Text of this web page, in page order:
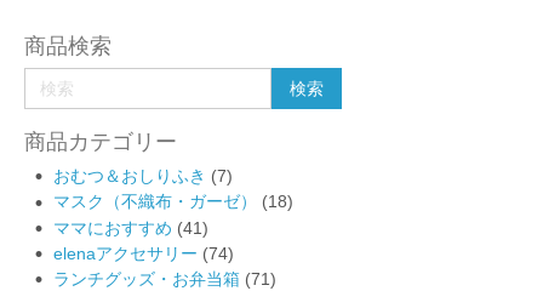
商品検索
商品カテゴリー
おむつ＆おしりふき (7)
マスク（不織布・ガーゼ）
(18)
ママにおすすめ (41)
elenaアクセサリー (74)
ランチグッズ・お弁当箱 (71)